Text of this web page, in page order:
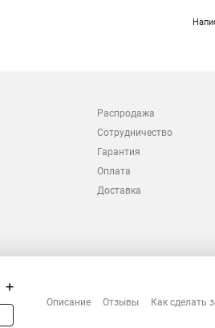
Распродажа
Сотрудничество
Гарантия
Оплата
Доставка
+
Описание Отзывы Как сделать